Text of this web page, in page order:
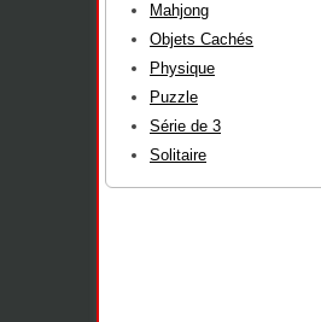
Mahjong
Objets Cachés
Physique
Puzzle
Série de 3
Solitaire